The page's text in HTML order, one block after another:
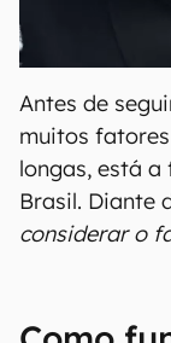
Antes de
muitos
longas, está
Brasil. Diante
considerar o